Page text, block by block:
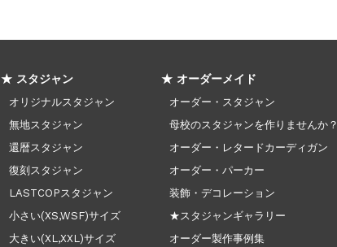
★ スタジャン
オリジナルスタジャン
無地スタジャン
還暦スタジャン
復刻スタジャン
LASTCOPスタジャン
小さい(XS,WSF)サイズ
大きい(XL,XXL)サイズ
★ オーダーメイド
オーダー・スタジャン
母校のスタジャンを作りませんか？
オーダー・レタードカーディガン
オーダー・パーカー
装飾・デコレーション
★スタジャンギャラリー
オーダー製作事例集